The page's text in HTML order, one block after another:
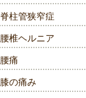
脊柱管狭窄症
腰椎ヘルニア
腰痛
膝の痛み